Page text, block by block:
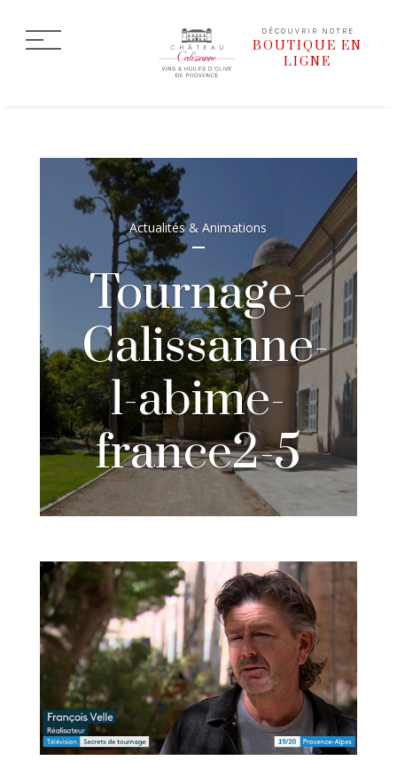
DÉCOUVRIR NOTRE
BOUTIQUE EN
LIGNE
Actualités & Animations
Tournage-
Calissanne-
l-abime-
france2-5